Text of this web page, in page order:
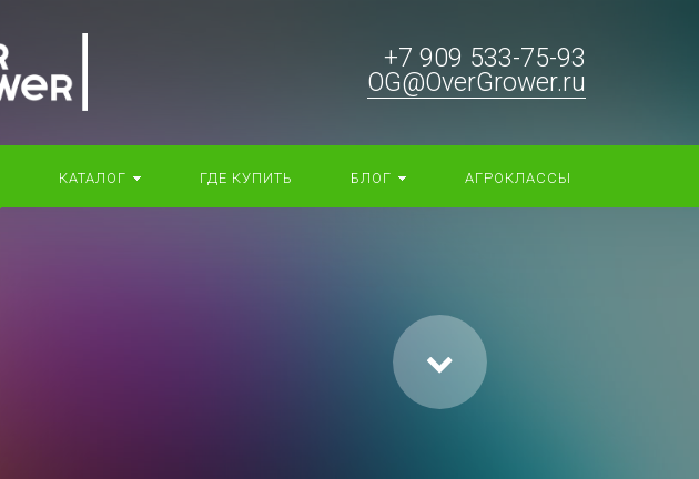
+7 909 533-75-93
OG@OverGrower.ru
КАТАЛОГ ГДЕ КУПИТЬ БЛОГ АГРОКЛАССЫ